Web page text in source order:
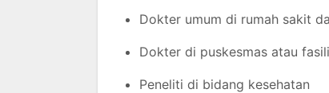
Dokter umum di rumah sakit
Dokter di puskesmas atau
Peneliti di bidang kesehatan